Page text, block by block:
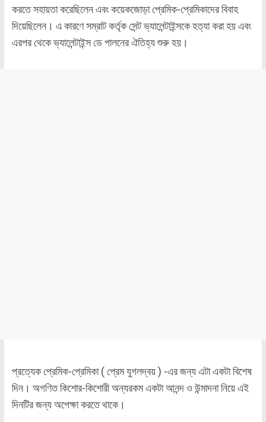
করতে সহায়তা করেছিলেন এবং কয়েকজোড়া প্রেমিক-প্রেমিকাদের বিবাহ
দিয়েছিলেন। এ কারণে সম্রাট কর্তৃক সেন্ট ভ্যালেন্টাইন্সকে হত্যা করা হয় এবং
এরপর থেকে ভ্যালেন্টাইন্স ডে পালনের ঐতিহ্য শুরু হয়।
প্রত্যেক প্রেমিক-প্রেমিকা ( প্রেম যুগলদ্বয় ) -এর জন্য এটা একটা বিশেষ
দিন। অগণিত কিশোর-কিশোরী অন্যরকম একটা আনন্দ ও উন্মাদনা নিয়ে এই
দিনটির জন্য অপেক্ষা করতে থাকে।